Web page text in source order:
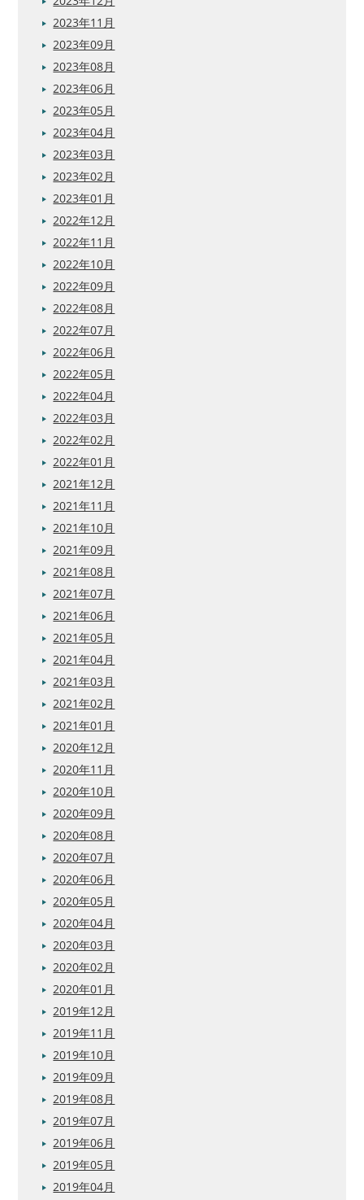
2023年11月
2023年09月
2023年08月
2023年06月
2023年05月
2023年04月
2023年03月
2023年02月
2023年01月
2022年12月
2022年11月
2022年10月
2022年09月
2022年08月
2022年07月
2022年06月
2022年05月
2022年04月
2022年03月
2022年02月
2022年01月
2021年12月
2021年11月
2021年10月
2021年09月
2021年08月
2021年07月
2021年06月
2021年05月
2021年04月
2021年03月
2021年02月
2021年01月
2020年12月
2020年11月
2020年10月
2020年09月
2020年08月
2020年07月
2020年06月
2020年05月
2020年04月
2020年03月
2020年02月
2020年01月
2019年12月
2019年11月
2019年10月
2019年09月
2019年08月
2019年07月
2019年06月
2019年05月
2019年04月